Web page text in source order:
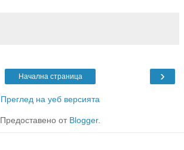
›
Начална страница
Преглед на уеб версията
Предоставено от Blogger.